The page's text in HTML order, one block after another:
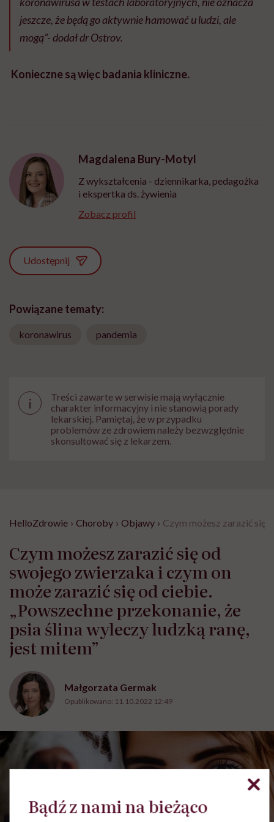
jeszcze, że będą go aktywnie hamować u ludzi, ale
mogą”- dodał dr Ostrov.
Konieczne są więc badania kliniczne.
Magdalena Bury-Motyl
Z wykształcenia - dziennikarka, pedagożka
i ekspertka ds. żywienia
Zobacz profil
Udostępnij
Powiązane tematy:
koronawirus pandemia
i
Treści zawarte w serwisie mają wyłącznie
charakter informacyjny i nie stanowią porady
lekarskiej. Pamiętaj, że w przypadku
problemów ze zdrowiem należy bezwzględnie
skonsultować się z lekarzem.
HelloZdrowie › Choroby › Objawy › Czym możesz zarazić się
Czym możesz zarazić się od
swojego zwierzaka i czym on
może zarazić się od ciebie.
„Powszechne przekonanie, że
psia ślina wyleczy ludzką ranę,
jest mitem”
Małgorzata Germak
Opublikowano: 11.10.2022 12:49
Bądź z nami na bieżąco